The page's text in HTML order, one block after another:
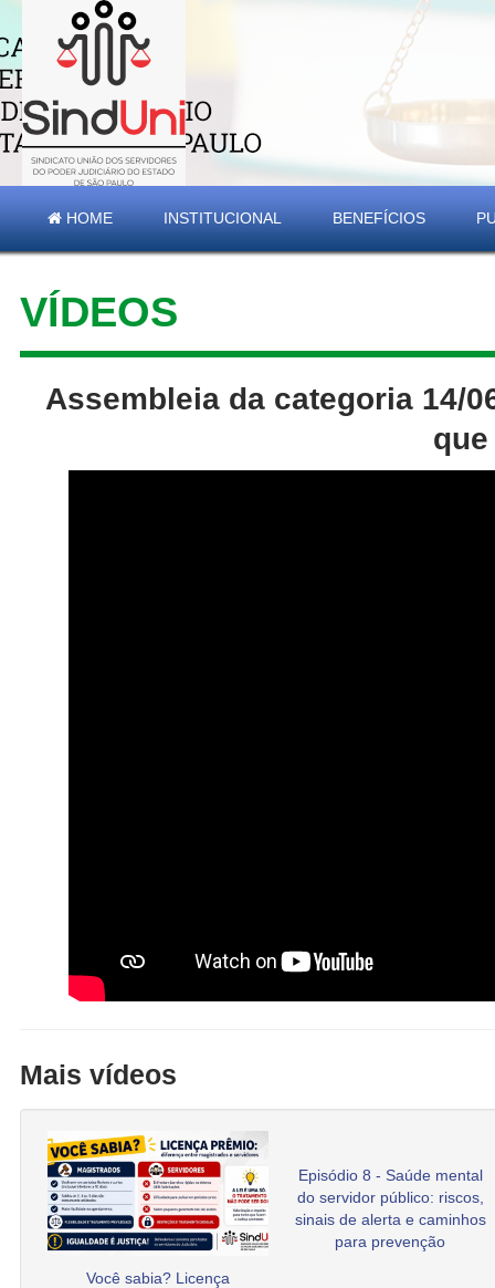
HOME INSTITUCIONAL BENEFÍCIOS
VÍDEOS
Assembleia da categoria 14/
Mais vídeos
Você sabia? Licença
Episódio 8 - Saúde mental
do servidor público: riscos,
sinais de alerta e caminhos
para prevenção